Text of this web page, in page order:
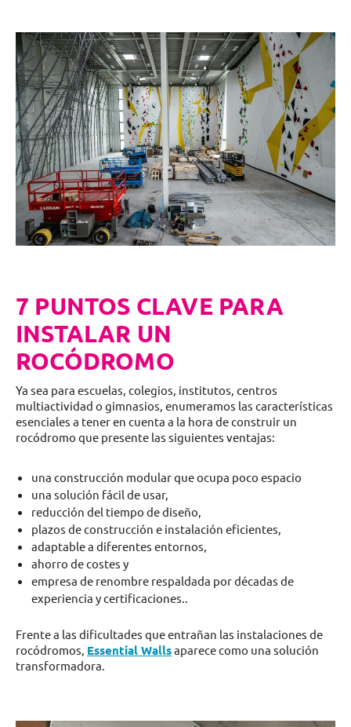
7 PUNTOS CLAVE PARA
INSTALAR UN
ROCÓDROMO
Ya sea para escuelas, colegios, institutos, centros
multiactividad o gimnasios, enumeramos las características
esenciales a tener en cuenta a la hora de construir un
rocódromo que presente las siguientes ventajas:
una construcción modular que ocupa poco espacio
una solución fácil de usar,
reducción del tiempo de diseño,
plazos de construcción e instalación eficientes,
adaptable a diferentes entornos,
ahorro de costes y
empresa de renombre respaldada por décadas de
experiencia y certificaciones..
Frente a las dificultades que entrañan las instalaciones de
rocódromos, Essential Wallsaparece como una solución
transformadora.